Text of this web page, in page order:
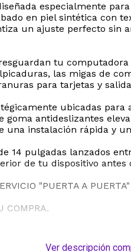
especialmente
en piel sintética con
un ajuste perfecto
tu
las migas de
para tarjetas y
ubicadas
antideslizantes
instalación rápida y
pulgadas lanzados
de tu dispositivo
"PUERTA A
COMPRA.
Ver descripción